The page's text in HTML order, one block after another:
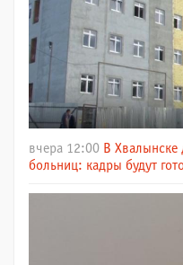
вчера 12:00 В Хвалынске
больниц: кадры будут